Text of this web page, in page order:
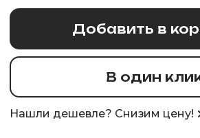
Добавить в
В один
Нашли дешевле? Снизим цену!